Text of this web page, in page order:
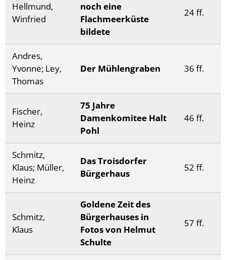
Hellmund,
Winfried
noch eine
Flachmeerküste
bildete
24 ff.
Andres,
Yvonne; Ley,
Thomas
Der Mühlengraben 36 ff.
Fischer,
Heinz
75 Jahre
Damenkomitee Halt
Pohl
46 ff.
Schmitz,
Klaus; Müller,
Heinz
Das Troisdorfer
Bürgerhaus
52 ff.
Schmitz,
Klaus
Goldene Zeit des
Bürgerhauses in
Fotos von Helmut
Schulte
57 ff.